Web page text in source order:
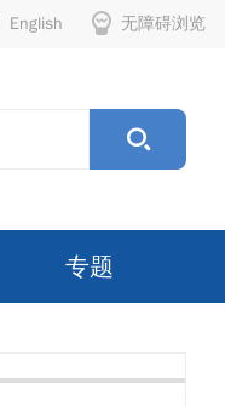
无障碍浏览
English
专题